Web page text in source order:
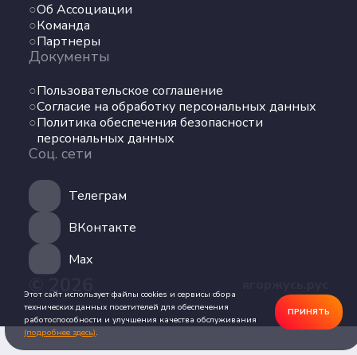
Об Ассоциации
Команда
Партнеры
Документы
Пользовательское соглашение
Согласие на обработку персональных данных
Политика обеспечения безопасности
персональных данных
Соц. сети
Телеграм
ВКонтакте
Max
© 2026
Команда
Партнеры
Пользовательское соглашение
Согласие на обработку персональных данных
Политика обеспечения безопасности
персональных данных
сети
Телеграм
ВКонтакте
Max
Этот сайт использует файлы cookies и сервисы сбора
технических данных посетителей для обеспечения
работоспособности и улучшения качества обслуживания
(подробнее здесь).
ПРИНЯТЬ